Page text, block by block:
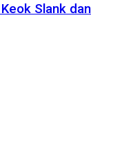
Slank dan